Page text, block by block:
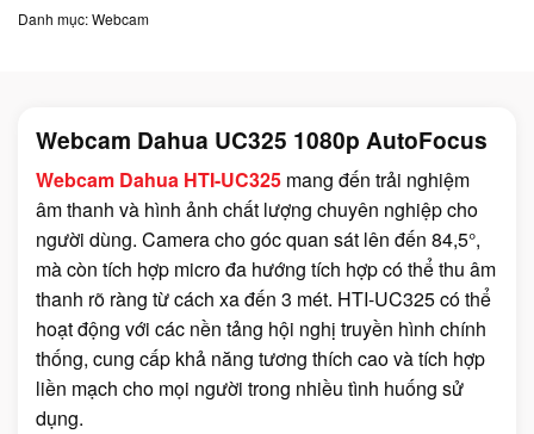
Danh mục:Webcam
Webcam Dahua UC325 1080p AutoFocus
Webcam Dahua HTI-UC325 mang đến trải nghiệm
âm thanh và hình ảnh chất lượng chuyên nghiệp cho
người dùng. Camera cho góc quan sát lên đến 84,5°,
mà còn tích hợp micro đa hướng tích hợp có thể thu âm
thanh rõ ràng từ cách xa đến 3 mét. HTI-UC325 có thể
hoạt động với các nền tảng hội nghị truyền hình chính
thống, cung cấp khả năng tương thích cao và tích hợp
liền mạch cho mọi người trong nhiều tình huống sử
dụng.